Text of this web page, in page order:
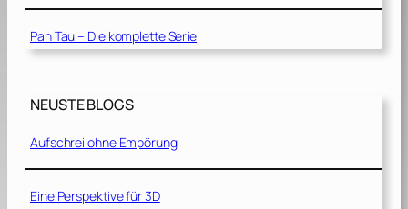
Pan Tau – Die komplette Serie
NEUSTE BLOGS
Aufschrei ohne Empörung
Eine Perspektive für 3D